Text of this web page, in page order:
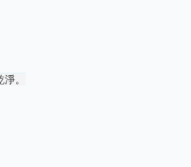
。